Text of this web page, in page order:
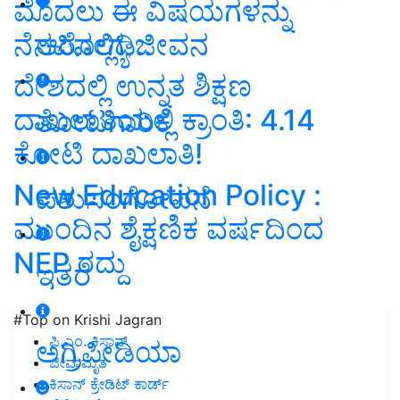
ಆರೋಗ್ಯ ಜೀವನ
ತೋಟಗಾರಿಕೆ
ಪಶುಸಂಗೋಪನೆ
ಇತರೆ
ಅಗ್ರಿಪೀಡಿಯಾ
ಮೊದಲು ಈ ವಿಷಯಗಳನ್ನು
ನೆನಪಿನಲ್ಲಿಡಿ..
ದೇಶದಲ್ಲಿ ಉನ್ನತ ಶಿಕ್ಷಣ
ದಾಖಲಾತಿಯಲ್ಲಿ ಕ್ರಾಂತಿ: 4.14
ಕೋಟಿ ದಾಖಲಾತಿ!
New Education Policy :
ಮುಂದಿನ ಶೈಕ್ಷಣಿಕ ವರ್ಷದಿಂದ
NEP ರದ್ದು
#Top on Krishi Jagran
ಪಿ.ಎಂ. ಕಿಸಾನ್
ಜೀವಾಮೃತ
ಕಿಸಾನ್ ಕ್ರೇಡಿಟ್ ಕಾರ್ಡ್